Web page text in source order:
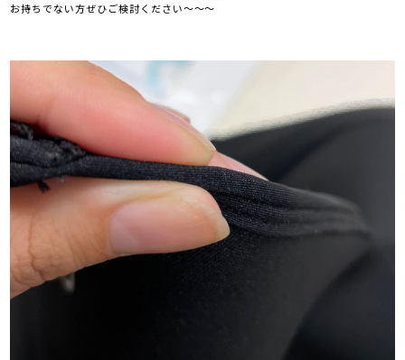
お持ちでない方ぜひご検討ください～～～